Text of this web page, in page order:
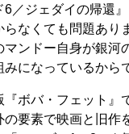
／ジェダイの帰還
なくても問題あり
マンドー自身が銀河
になっているから
『ボバ・フェット』
の要素で映画と旧